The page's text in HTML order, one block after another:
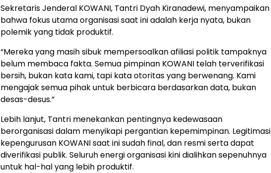
Sekretaris Jenderal KOWANI, Tantri Dyah Kiranadewi, menyampaikan
bahwa fokus utama organisasi saat ini adalah kerja nyata, bukan
polemik yang tidak produktif.
“Mereka yang masih sibuk mempersoalkan afiliasi politik tampaknya
belum membaca fakta. Semua pimpinan KOWANI telah terverifikasi
bersih, bukan kata kami, tapi kata otoritas yang berwenang. Kami
mengajak semua pihak untuk berbicara berdasarkan data, bukan
desas-desus.”
Lebih lanjut, Tantri menekankan pentingnya kedewasaan
berorganisasi dalam menyikapi pergantian kepemimpinan. Legitimasi
kepengurusan KOWANI saat ini sudah final, dan resmi serta dapat
diverifikasi publik. Seluruh energi organisasi kini dialihkan sepenuhnya
untuk hal-hal yang lebih produktif.